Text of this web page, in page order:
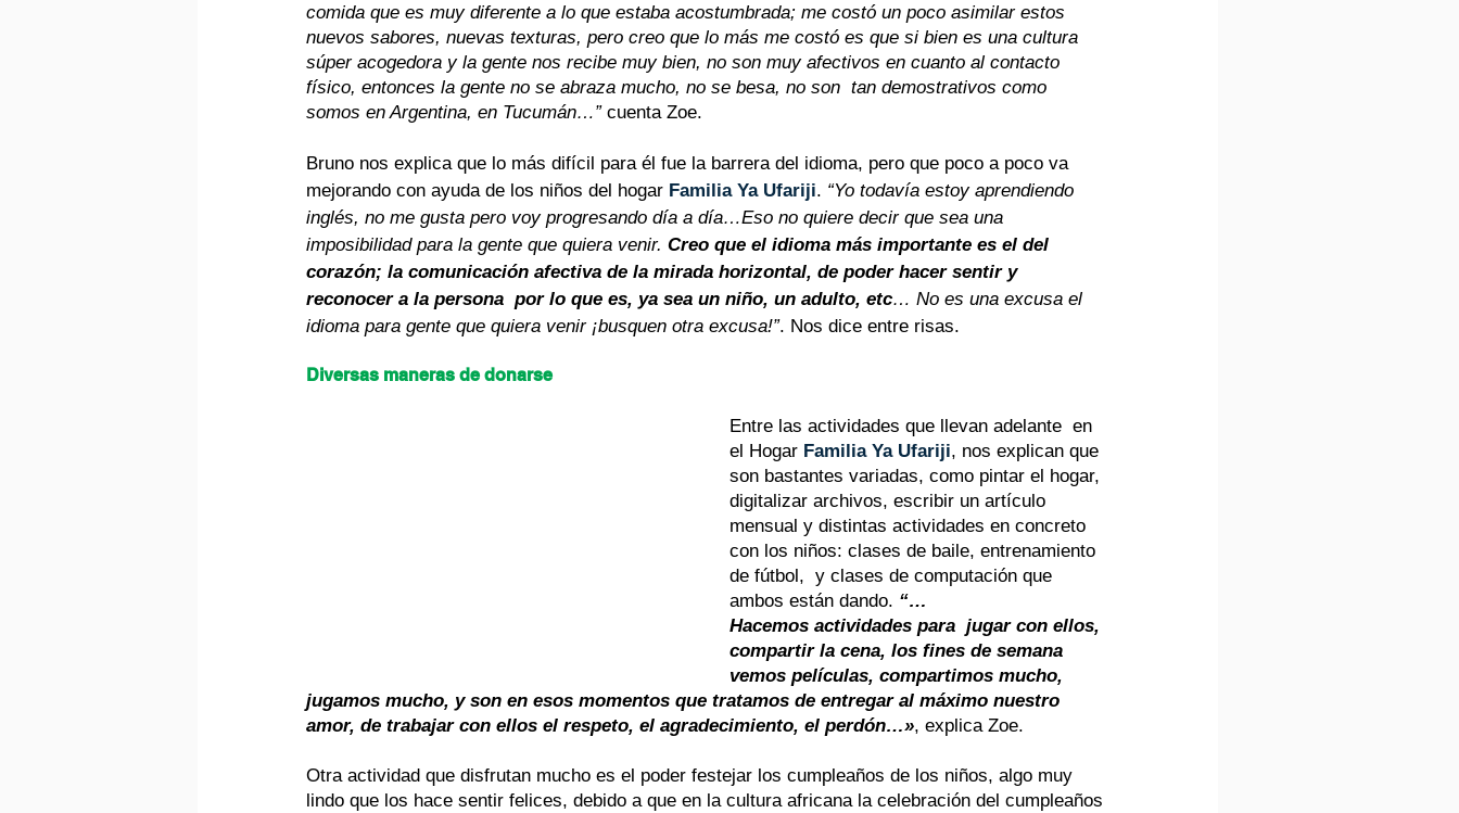
comida que es muy diferente a lo que estaba acostumbrada; me costó un poco asimilar estos
nuevos sabores, nuevas texturas, pero creo que lo más me costó es que si bien es una cultura
súper acogedora y la gente nos recibe muy bien, no son muy afectivos en cuanto al contacto
físico, entonces la gente no se abraza mucho, no se besa, no son  tan demostrativos como
somos en Argentina, en Tucumán…” cuenta Zoe.
Bruno nos explica que lo más difícil para él fue la barrera del idioma, pero que poco a poco va
mejorando con ayuda de los niños del hogar Familia Ya Ufariji. “Yo todavía estoy aprendiendo
inglés, no me gusta pero voy progresando día a día…Eso no quiere decir que sea una
imposibilidad para la gente que quiera venir. Creo que el idioma más importante es el del
corazón; la comunicación afectiva de la mirada horizontal, de poder hacer sentir y
reconocer a la persona  por lo que es, ya sea un niño, un adulto, etc… No es una excusa el
idioma para gente que quiera venir ¡busquen otra excusa!”. Nos dice entre risas.
Diversas maneras de donarse
Entre las actividades que llevan adelante  en
el Hogar Familia Ya Ufariji, nos explican que
son bastantes variadas, como pintar el hogar,
digitalizar archivos, escribir un artículo
mensual y distintas actividades en concreto
con los niños: clases de baile, entrenamiento
de fútbol,  y clases de computación que
ambos están dando. “…
Hacemos actividades para  jugar con ellos,
compartir la cena, los fines de semana
vemos películas, compartimos mucho,
jugamos mucho, y son en esos momentos que tratamos de entregar al máximo nuestro
amor, de trabajar con ellos el respeto, el agradecimiento, el perdón…», explica Zoe.
Otra actividad que disfrutan mucho es el poder festejar los cumpleaños de los niños, algo muy
lindo que los hace sentir felices, debido a que en la cultura africana la celebración del cumpleaños